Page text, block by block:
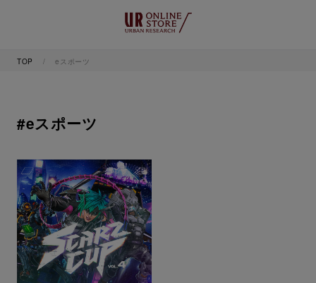
TOP eスポーツ
#eスポーツ